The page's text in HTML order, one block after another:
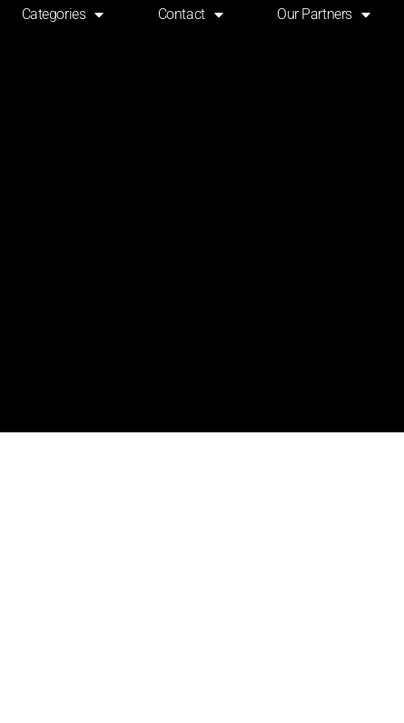
Categories Contact Our Partners